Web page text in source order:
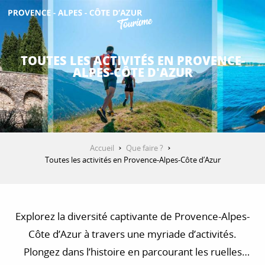
Aller
contenu
principal
DÉCOUVRIR
QUE FAIRE ?
SÉJOURNER
TOUTES LES ACTIVITÉS EN PROVENCE-
ALPES-CÔTE D'AZUR
Accueil
Que faire ?
Toutes les activités en Provence-Alpes-Côte d’Azur
Explorez la diversité captivante de Provence-Alpes-
Côte d’Azur à travers une myriade d’activités.
Plongez dans l’histoire en parcourant les ruelles